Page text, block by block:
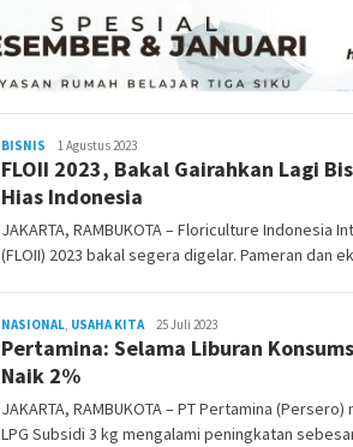
BISNIS REDAKSI
RAMBUKOTA
1 Agustus 2023
FLOII 2023, Bakal Gairahkan Lagi
Hias Indonesia
JAKARTA, RAMBUKOTA – Floriculture Indonesia
(FLOII) 2023 bakal segera digelar. Pameran dan
NASIONAL, USAHA KITAREDAKSI
RAMBUKOTA
25 Juli 2023
Pertamina: Selama Liburan
Naik 2%
JAKARTA, RAMBUKOTA – PT Pertamina
LPG Subsidi 3 kg mengalami peningkatan